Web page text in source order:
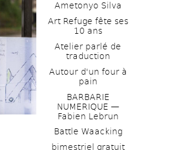
Ametonyo Silva
Art Refuge fête ses
10 ans
Atelier parlé de
traduction
Autour d'un four à
pain
BARBARIE
NUMERIQUE —
Fabien Lebrun
Battle Waacking
bimestriel gratuit